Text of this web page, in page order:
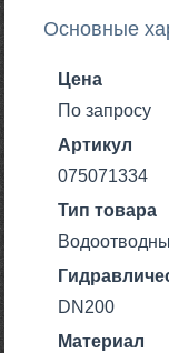
Основные
Цена
По запросу
Артикул
075071334
Тип товара
DN200
Материал